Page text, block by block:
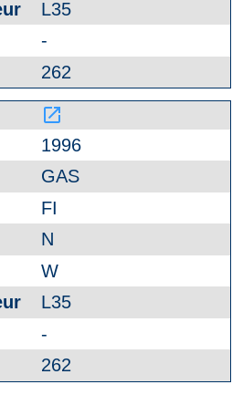
L35
-
262
launch
1996
GAS
FI
N
W
L35
-
262